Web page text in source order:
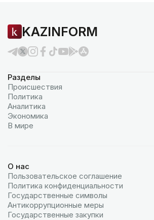
KAZINFORM
Разделы
Происшествия
Политика
Аналитика
Экономика
В мире
О нас
Пользовательское соглашение
Политика конфиденциальности
Государственные символы
Антикоррупционные меры
Государственные закупки